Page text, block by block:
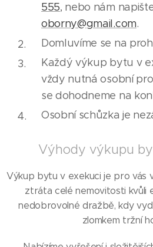
555, nebo nám
oborny@gmail.com.
Domluvíme se na
Každý výkup bytu v
vždy nutná osobní
se dohodneme na
Osobní schůzka je
Výhody výkupu
Výkup bytu v exekuci je pro vás
ztráta celé nemovitosti kvůli
nedobrovolné dražbě, kdy
zlomkem tržní